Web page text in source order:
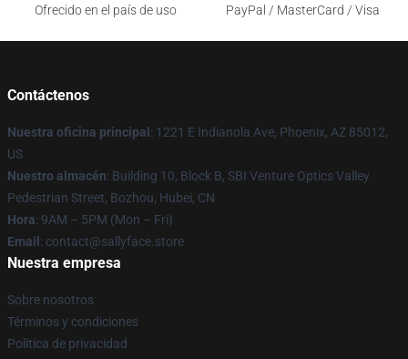
Ofrecido en el país de uso
PayPal / MasterCard / Visa
Contáctenos
Nuestra oficina principal : 1221 E Indianola Ave, Phoenix, AZ 85012,
US
Nuestro almacén: Building 10, Block B, SBI Venture Optics Valley
Pedestrian Street, Bozhou, Hubei, CN
Hora: 9AM – 5PM (Mon – Fri)
Email : contact@sallyface.store
Nuestra empresa
Sobre nosotros
Términos y condiciones
Política de privacidad